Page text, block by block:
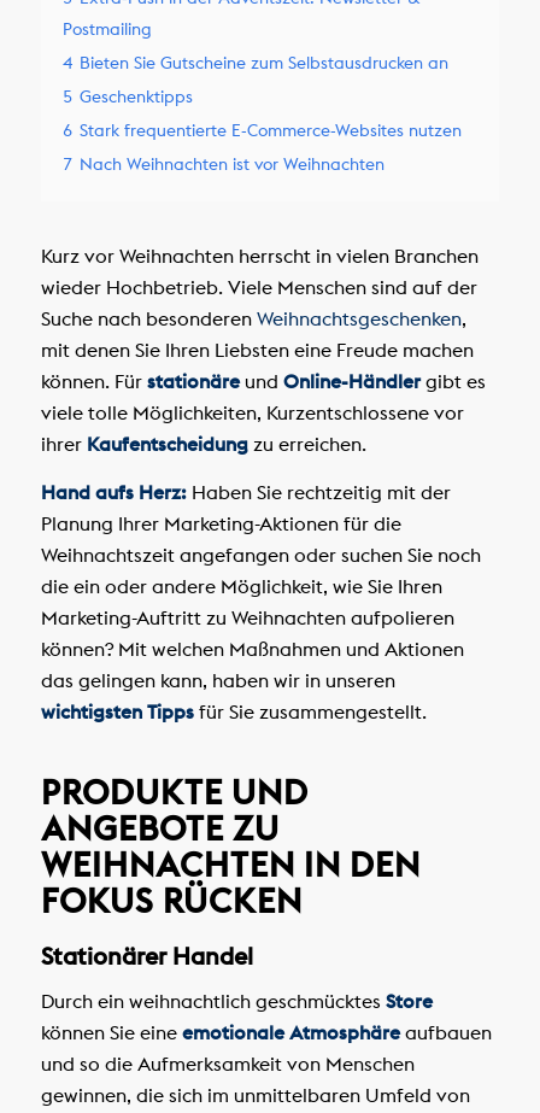
Postmailing
4 Bieten Sie Gutscheine zum Selbstausdrucken an
5 Geschenktipps
6 Stark frequentierte E-Commerce-Websites nutzen
7 Nach Weihnachten ist vor Weihnachten
Kurz vor Weihnachten herrscht in vielen Branchen
wieder Hochbetrieb. Viele Menschen sind auf der
Suche nach besonderen Weihnachtsgeschenken,
mit denen Sie Ihren Liebsten eine Freude machen
können. Für stationäreund Online-Händlergibt es
viele tolle Möglichkeiten, Kurzentschlossene vor
ihrer Kaufentscheidungzu erreichen.
Hand aufs Herz:Haben Sie rechtzeitig mit der
Planung Ihrer Marketing-Aktionen für die
Weihnachtszeit angefangen oder suchen Sie noch
die ein oder andere Möglichkeit, wie Sie Ihren
Marketing-Auftritt zu Weihnachten aufpolieren
können? Mit welchen Maßnahmen und Aktionen
das gelingen kann, haben wir in unseren
wichtigsten Tippsfür Sie zusammengestellt.
PRODUKTE UND
ANGEBOTE ZU
WEIHNACHTEN IN DEN
FOKUS RÜCKEN
Stationärer Handel
Durch ein weihnachtlich geschmücktes Store
können Sie eine emotionale Atmosphäreaufbauen
und so die Aufmerksamkeit von Menschen
gewinnen, die sich im unmittelbaren Umfeld von